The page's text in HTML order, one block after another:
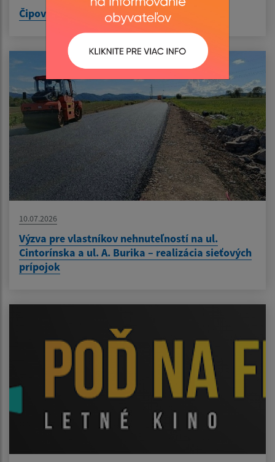
Čipovanie nádob
10.07.2026
Výzva pre vlastníkov nehnuteľností na ul.
Cintorínska a ul. A. Burika – realizácia sieťových
prípojok